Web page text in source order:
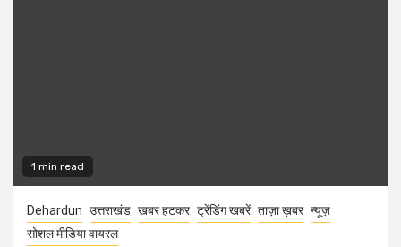
1 min read
Dehardun उत्तराखंड खबर हटकर ट्रेंडिंग खबरें ताज़ा ख़बर न्यूज़
सोशल मीडिया वायरल